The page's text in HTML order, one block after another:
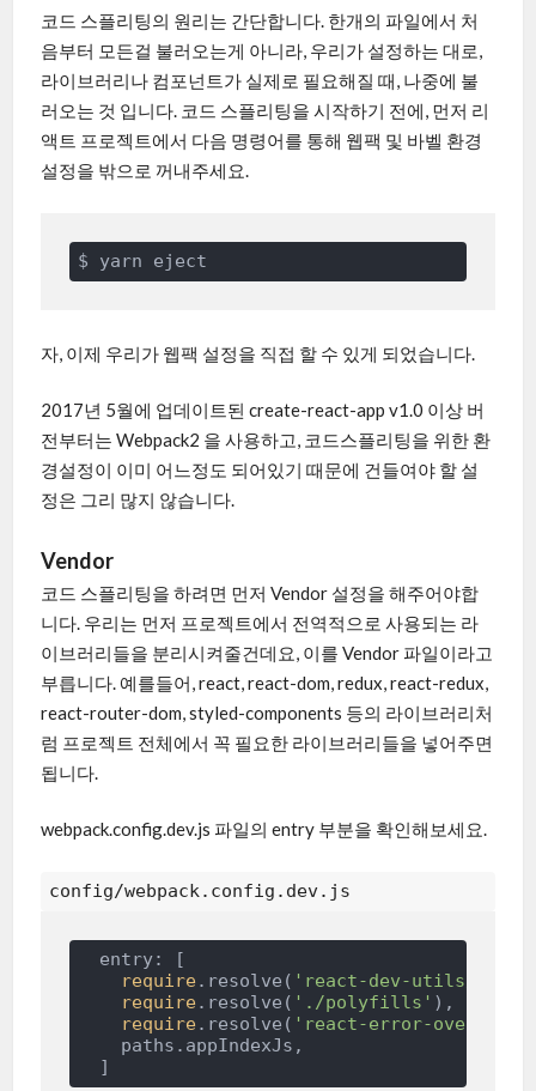
코드 스플리팅의 원리는 간단합니다. 한개의 파일에서 처
음부터 모든걸 불러오는게 아니라, 우리가 설정하는 대로,
라이브러리나 컴포넌트가 실제로 필요해질 때, 나중에 불
러오는 것 입니다. 코드 스플리팅을 시작하기 전에, 먼저 리
액트 프로젝트에서 다음 명령어를 통해 웹팩 및 바벨 환경
설정을 밖으로 꺼내주세요.
자, 이제 우리가 웹팩 설정을 직접 할 수 있게 되었습니다.
2017년 5월에 업데이트된 create-react-app v1.0 이상 버
전부터는 Webpack2 을 사용하고, 코드스플리팅을 위한 환
경설정이 이미 어느정도 되어있기 때문에 건들여야 할 설
정은 그리 많지 않습니다.
Vendor
코드 스플리팅을 하려면 먼저 Vendor 설정을 해주어야합
니다. 우리는 먼저 프로젝트에서 전역적으로 사용되는 라
이브러리들을 분리시켜줄건데요, 이를 Vendor 파일이라고
부릅니다. 예를들어, react, react-dom, redux, react-redux,
react-router-dom, styled-components 등의 라이브러리처
럼 프로젝트 전체에서 꼭 필요한 라이브러리들을 넣어주면
됩니다.
webpack.config.dev.js 파일의 entry 부분을 확인해보세요.
config/webpack.config.dev.js
  entry: [
require.resolve( 'react-dev-utils/
require.resolve( './polyfills' ),
require.resolve( 'react-error-overlay'
    paths.appIndexJs,